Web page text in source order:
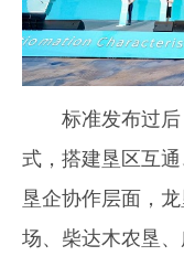
标准发布过后
式，搭建垦区互通
垦企协作层面，
场、柴达木农垦